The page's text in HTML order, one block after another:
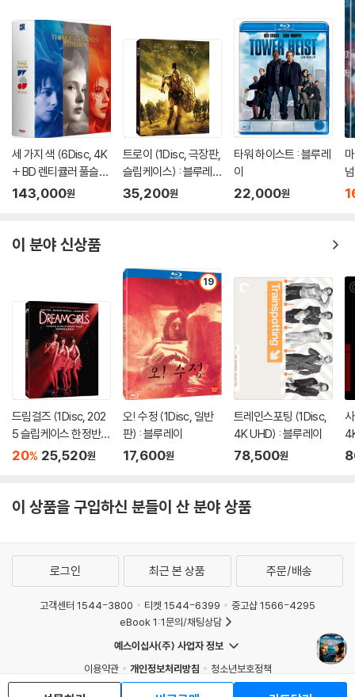
투 장면이 없는 전쟁 영화 <태평양의 지옥 Hell in the Pacific>으로 헐리
우드 제작사와 갈등을 겪은 후 영국으로 돌아가서 만든 <레오 더 라스트 L
eo the Last>로 1970년 칸영화제 감독상을 수상하였고 그 이후로도 미
국과 영국을 오가며 작품 활동을 계속 하였다.
대중적으로 가장 성공한 대표작인 <서바이벌 게임 Deliverance>에서는
어드벤처 장르를 통해 자연에 도전하는 한 무리의 여정과 그들의 몰락을
보여주었고, 숀 코넬리의 독특한 의상이 돋보이는 영화 <자도즈 Zardoz
>에서는 문명과 종교, 그리고 계급문제에 대한 비판적 고찰을 SF 장르를
이용하여 시도하였다.
감독 자신이 자신의 영화 인생에 가장 큰 영향을 미쳤다고 밝힌 ‘아더 왕의
전설’을 소재로 만든 <엑스칼리버 Excalibur>는 인간의 삶을 규정하는 거
대한 힘에 대한 탐구이자 인간의 의지 박약함을 묘사한 대서사시이다. 이
후 <에메랄드 포레스트 The Emerald Forest>에서는 아마존 정글로 직
접 촬영을 떠나 자연과 원주민의 생존을 위협하는 이기적이고 파괴적인 서
양문명의 편협함을 환경론자의 관점으로 다뤘으며, 자전적인 영화 <희망
과 영광 Hope and Glory>로는 골든 글로브, 전미비평가협회상 등 여러
상을 수상하였다.
1990년대에는 관심을 아시아로 돌려 군부와 대립하던 미얀마 민주투쟁
현장에 남게 된 한 미국 여의사의 고통스러운 여행을 다룬 <비욘드 랭군B
힐의 일생을 다룬 <제너럴 The General>을 통해 다시 한번 칸영화제 감
로는 남아프리카공화국의 인종차별정책 범죄를 조사하는 ‘진실화해위원
30년이 넘는 존 부어맨의 감독 이력은 한 사람의 인생에서 한번의 성공을
위해서는 많은 불운과 고난을 경험해야 한다는 사실을 다시 한 번 일깨워
준다. 그리고 계속되는 영화의 성공과 실패의 반복은 그 자신을 아주 독특
DVD/ Blu-ray 구매시 참고 사항 안내드립니다.
세 가지 색 (6Disc, 4K
+ BD 렌티큘러 풀슬립
트릴로지 박스 한정판)
143,000원
트로이 (1Disc, 극장판,
슬립케이스) : 블루레
이
35,200원
타워 하이스트 : 블루레
이
22,000원
:
이 분야 신상품
드림걸즈 (1Disc, 202
5 슬립케이스 한정반 B
D) : 블루레이
20% 25,520원
19
오! 수정 (1Disc, 일반
판) : 블루레이
17,600원
트레인스포팅 (1Disc,
4K UHD) : 블루레이
78,500원
이 상품을 구입하신 분들이 산 분야 상품
로그인 최근 본 상품 주문/배송
고객센터 1544-3800 티켓 1544-6399
중고샵 1566-4295
eBook 1:1문의/채팅상담
예스이십사(주) 사업자 정보
이용약관
개인정보처리방침
청소년보호정책
PC버전
회사소개
거래처관계자께